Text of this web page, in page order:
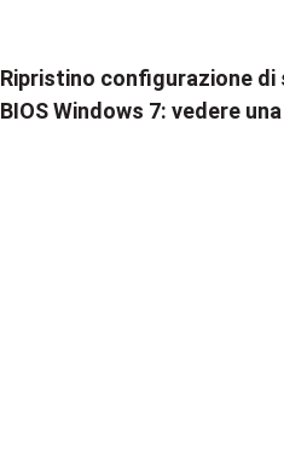
Ripristino configurazione di
BIOS Windows 7: vedere